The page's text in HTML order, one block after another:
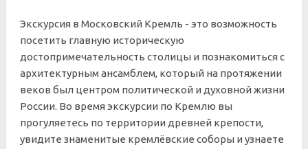
Экскурсия в Московский Кремль - это возможность
посетить главную историческую
достопримечательность столицы и познакомиться с
архитектурным ансамблем, который на протяжении
веков был центром политической и духовной жизни
России. Во время экскурсии по Кремлю вы
прогуляетесь по территории древней крепости,
увидите знаменитые кремлёвские соборы и узнаете